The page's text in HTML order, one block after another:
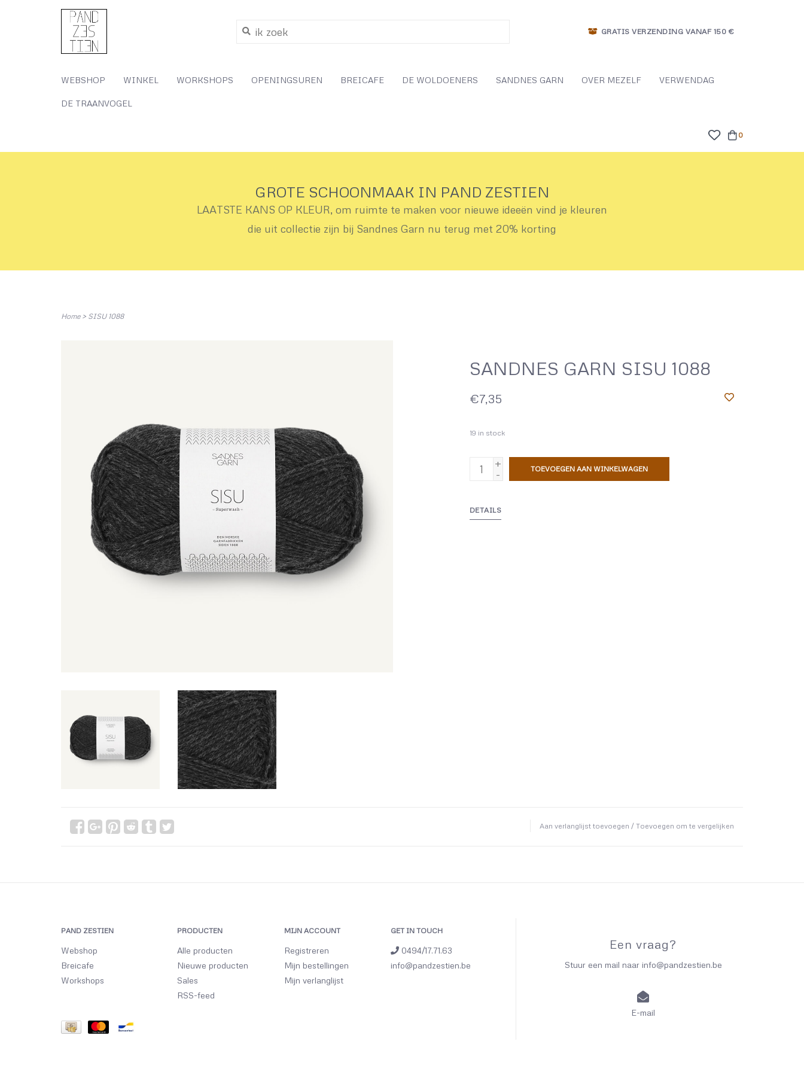
GRATIS VERZENDING VANAF 150 €
WEBSHOP WINKEL WORKSHOPS OPENINGSUREN BREICAFE DE WOLDOENERS SANDNES GARN OVER MEZELF VERWENDAG
DE TRAANVOGEL
0
GROTE SCHOONMAAK IN PAND ZESTIEN
LAATSTE KANS OP KLEUR, om ruimte te maken voor nieuwe ideeën vind je kleuren
die uit collectie zijn bij Sandnes Garn nu terug met 20% korting
Home> SISU 1088
SANDNES GARN SISU 1088
€7,35
19 in stock
+
-
TOEVOEGEN AAN WINKELWAGEN
DETAILS
Aan verlanglijst toevoegen / Toevoegen om te vergelijken
PAND ZESTIEN
Webshop
Breicafe
Workshops
PRODUCTEN
Alle producten
Nieuwe producten
Sales
RSS-feed
MIJN ACCOUNT
Registreren
Mijn bestellingen
Mijn verlanglijst
GET IN TOUCH
0494/17.71.63
info@pandzestien.be
Een vraag?
Stuur een mail naar info@pandzestien.be
E-mail